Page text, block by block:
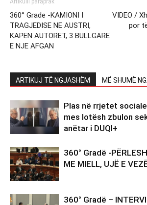
Artikulli paraprak
360° Grade -KAMIONI I
TRAGJEDISE NE AUSTRI,
KAPEN AUTORET, 3 BULLGARE
E NJE AFGAN
VIDEO /
por
ARTIKUJ TË NGJASHËM MË SHUMË
Plas në rrjetet
mes lotësh zbulon
anëtar i DUQI+
360° Gradë -
ME MIELL, UJË E
360° Gradë –